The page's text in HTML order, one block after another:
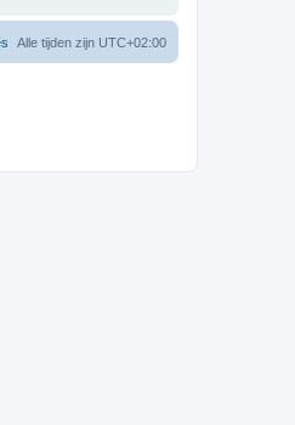
Alle tijden zijn UTC+02:00